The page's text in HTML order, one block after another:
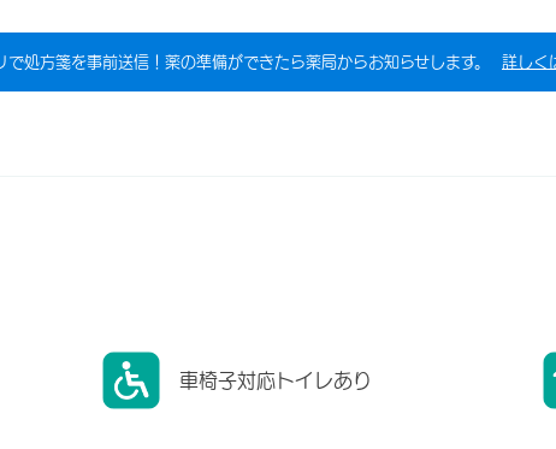
で処方箋を事前送信！薬の準備ができたら薬局からお知らせします。 詳しく
車椅子対応トイレあり